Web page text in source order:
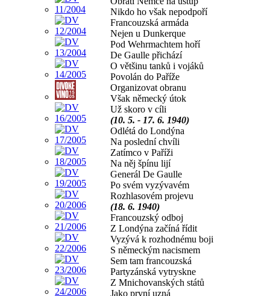
Nikdo ho však nepodpoří
Francouzská armáda
Nejen u Dunkerque
Pod Wehrmachtem hoří
De Gaulle přichází
O většinu tanků i vojáků
Povolán do Paříže
Organizovat obranu
Však německý útok
Už skoro v cíli
(10. 5. - 17. 6. 1940)
Odlétá do Londýna
Na poslední chvíli
Zatímco v Paříži
Na něj špínu lijí
Generál De Gaulle
Po svém vyzývavém
Rozhlasovém projevu
(18. 6. 1940)
Francouzský odboj
Z Londýna začíná řídit
Vyzývá k rozhodnému boji
S německým nacismem
Sem tam francouzská
Partyzánská vytryskne
Z Mnichovanských států
Jako první uzná